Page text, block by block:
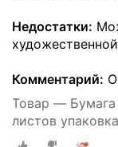
Недостатки:
Комментарий:
Товар —
листов